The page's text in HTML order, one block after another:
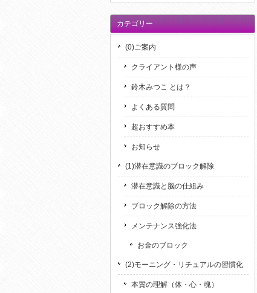
カテゴリー
(0)ご案内
クライアント様の声
鈴木みつこ とは？
よくある質問
超おすすめ本
お知らせ
(1)潜在意識のブロック解除
潜在意識と脳の仕組み
ブロック解除の方法
メンテナンス強化法
お金のブロック
(2)モーニング・リチュアルの習慣化
本質の理解（体・心・魂）